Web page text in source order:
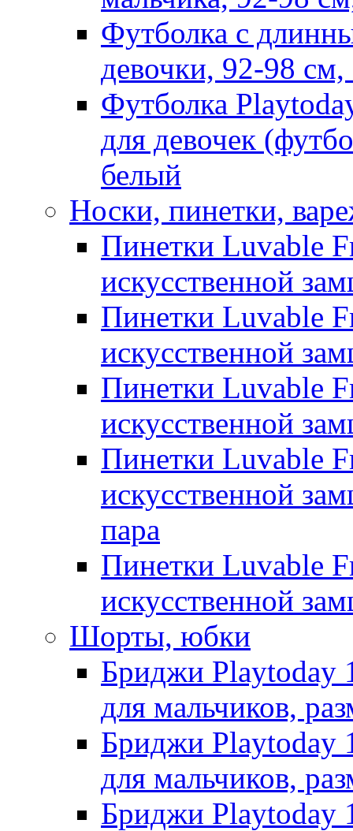
Футболка с
девочки, 92-98
Футболка
для девочек
белый
Носки, пинетки,
Пинетки Luvable
искусственной
Пинетки Luvable
искусственной
Пинетки Luvable
искусственной
Пинетки Luvable
искусственной
пара
Пинетки Luvable
искусственной
Шорты, юбки
Бриджи Playtoday
для мальчиков,
Бриджи Playtoday
для мальчиков,
Бриджи Playtoday